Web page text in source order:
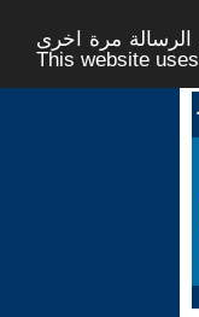
مرة اخرى -
This website